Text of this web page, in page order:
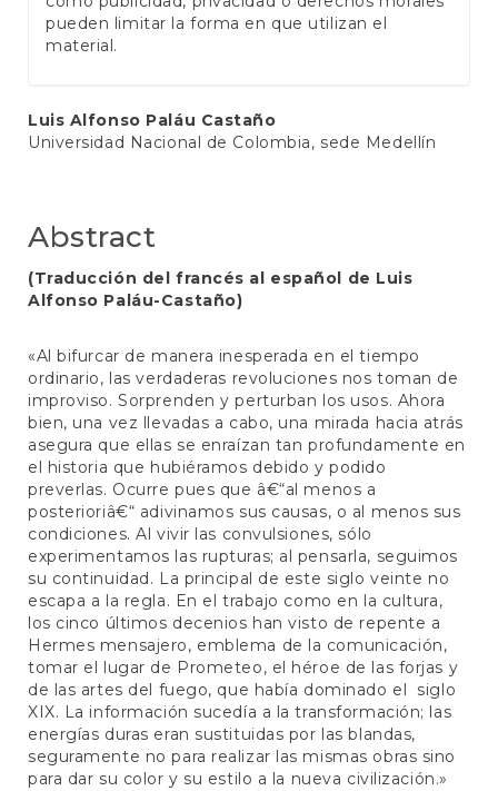
pueden limitar la forma en que utilizan el
material.
Main
Article
Luis Alfonso Paláu Castaño
Universidad Nacional de Colombia, sede Medellín
Abstract
(Traducción del francés al español de Luis
Alfonso Paláu-Castaño)
«Al bifurcar de manera inesperada en el tiempo
ordinario, las verdaderas revoluciones nos toman de
improviso. Sorprenden y perturban los usos. Ahora
bien, una vez llevadas a cabo, una mirada hacia atrás
asegura que ellas se enraízan tan profundamente en
el historia que hubiéramos debido y podido
preverlas. Ocurre pues que â€“al menos a
posterioriâ€“ adivinamos sus causas, o al menos sus
condiciones. Al vivir las convulsiones, sólo
experimentamos las rupturas; al pensarla, seguimos
su continuidad. La principal de este siglo veinte no
escapa a la regla. En el trabajo como en la cultura,
los cinco últimos decenios han visto de repente a
Hermes mensajero, emblema de la comunicación,
tomar el lugar de Prometeo, el héroe de las forjas y
de las artes del fuego, que había dominado el siglo
XIX. La información sucedía a la transformación; las
energías duras eran sustituidas por las blandas,
seguramente no para realizar las mismas obras sino
para dar su color y su estilo a la nueva civilización.»